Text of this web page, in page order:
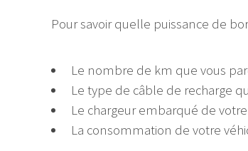
Pour savoir quelle puissance de
Le nombre de km que vous
Le type de câble de recharge
Le chargeur embarqué de
La consommation de votre